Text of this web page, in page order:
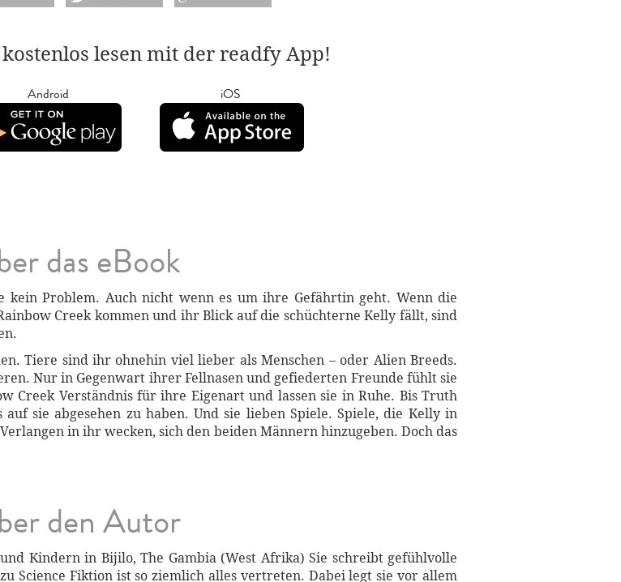
kostenlos lesen mit der readfy App!
Android iOS
das eBook
Problem. Auch nicht wenn es um ihre Gefährtin geht. Wenn die
Creek kommen und ihr Blick auf die schüchterne Kelly fällt, sind
Tiere sind ihr ohnehin viel lieber als Menschen – oder Alien Breeds.
Nur in Gegenwart ihrer Fellnasen und gefiederten Freunde fühlt sie
Creek Verständnis für ihre Eigenart und lassen sie in Ruhe. Bis Truth
sie abgesehen zu haben. Und sie lieben Spiele. Spiele, die Kelly in
in ihr wecken, sich den beiden Männern hinzugeben. Doch das
den Autor
Kindern in Bijilo, The Gambia (West Afrika) Sie schreibt gefühlvolle
Science Fiktion ist so ziemlich alles vertreten. Dabei legt sie vor allem